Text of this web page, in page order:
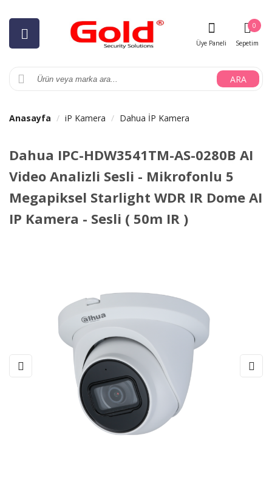
ARA
Üye Paneli Sepetim
0
Anasayfa iP Kamera Dahua İP Kamera
Dahua IPC-HDW3541TM-AS-0280B AI
Video Analizli Sesli - Mikrofonlu 5
Megapiksel Starlight WDR IR Dome AI
IP Kamera - Sesli ( 50m IR )